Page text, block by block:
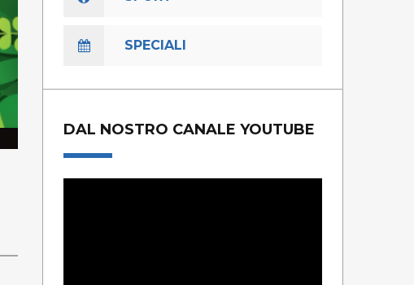
SPECIALI
DAL NOSTRO CANALE YOUTUBE